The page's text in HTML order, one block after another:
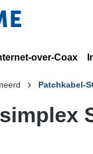
over-Coax
Patchkabel-